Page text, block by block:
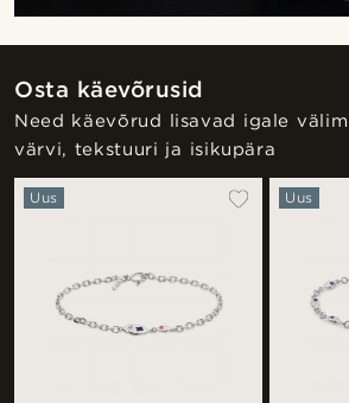
Osta käevõrusid
Need käevõrud lisavad igale
värvi, tekstuuri ja isikupära
Uus Uus